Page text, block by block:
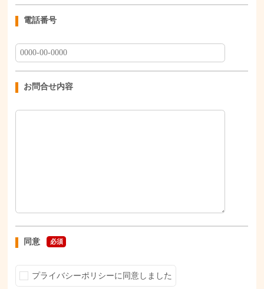
電話番号
お問合せ内容
同意 必須
プライバシーポリシーに同意しました